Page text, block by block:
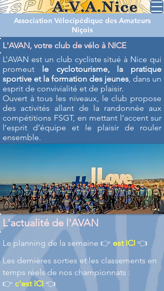
Association Vélocipédique des Amateurs
Niçois
L'AVAN, votre club de vélo à NICE
L’AVAN est un club cycliste situé à Nice qui
promeut le cyclotourisme, la pratique
sportive et la formation des jeunes, dans un
esprit de convivialité et de plaisir.
Ouvert à tous les niveaux, le club propose
des activités allant de la randonnée aux
compétitions FSGT, en mettant l’accent sur
l’esprit d’équipe et le plaisir de rouler
ensemble.
L'actualité de l'AVAN
​Le planning de la semaine 👉 est ICI 👈
Les dernières sorties et les classements en
temps réels de nos championnats :
👉 c'est ICI 👈